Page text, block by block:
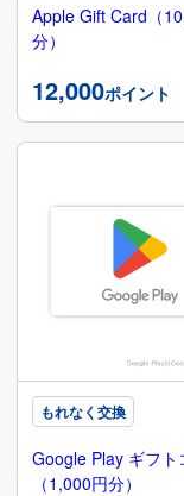
Apple Gift Card（
分）
12,000ポイント
もれなく交換
Google Play ギフト
（1,000円分）